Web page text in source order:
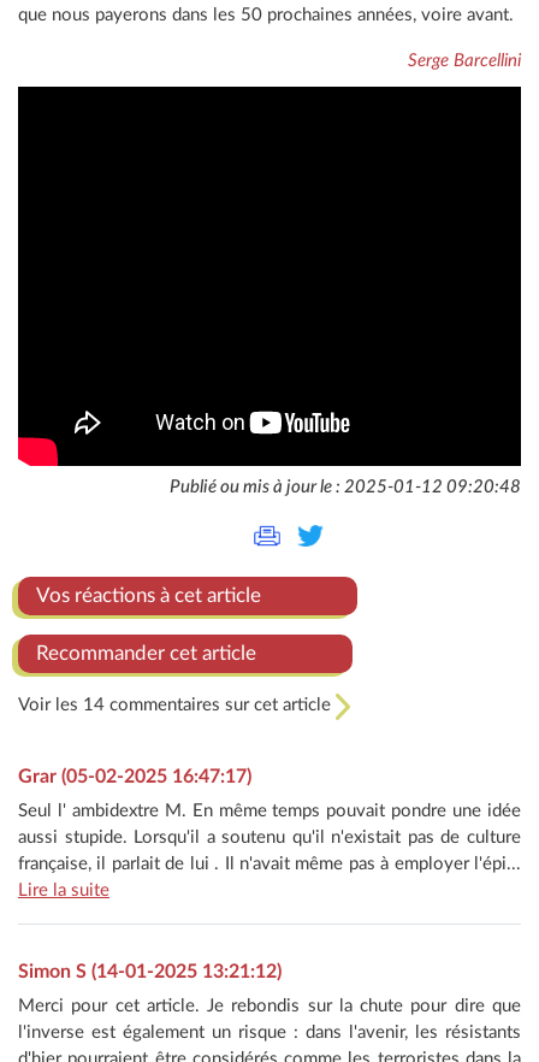
que nous payerons dans les 50 prochaines années, voire avant.
Serge Barcellini
Publié ou mis à jour le : 2025-01-12 09:20:48
Vos réactions à cet article
Recommander cet article
Voir les 14 commentaires sur cet article
Grar (05-02-2025 16:47:17)
Seul l' ambidextre M. En même temps pouvait pondre une idée
aussi stupide. Lorsqu'il a soutenu qu'il n'existait pas de culture
française, il parlait de lui . Il n'avait même pas à employer l'épi...
Lire la suite
Simon S (14-01-2025 13:21:12)
Merci pour cet article. Je rebondis sur la chute pour dire que
l'inverse est également un risque : dans l'avenir, les résistants